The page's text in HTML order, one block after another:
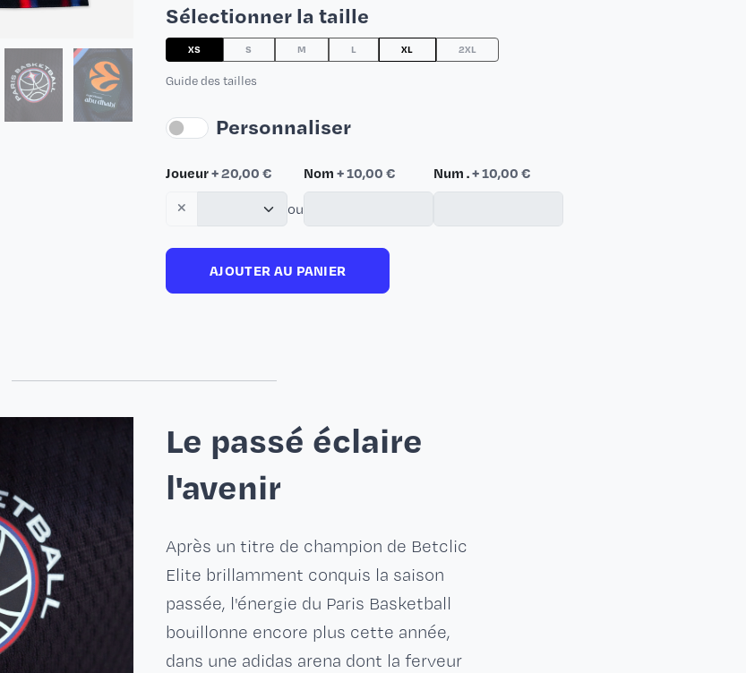
Sélectionner la taille
XS S M L XL 2XL
Guide des tailles
Personnaliser
Joueur+ 20,00 €
ou
Nom+ 10,00 € Num .+ 10,00 €
AJOUTER AU PANIER
Le passé éclaire
l'avenir
Après un titre de champion de Betclic
Elite brillamment conquis la saison
passée, l'énergie du Paris Basketball
bouillonne encore plus cette année,
dans une adidas arena dont la ferveur